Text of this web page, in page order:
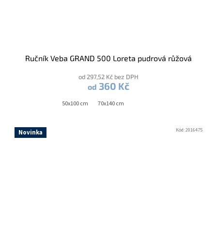
Ručník Veba GRAND 500 Loreta pudrová růžová
od 297,52 Kč bez DPH
od 360 Kč
50x100 cm 70x140 cm
Novinka Kód:2016475